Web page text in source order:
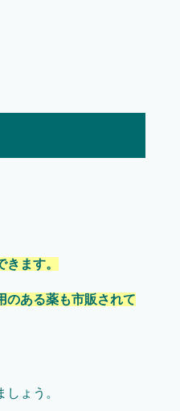
ます。
のある薬も市販されて
ょう。